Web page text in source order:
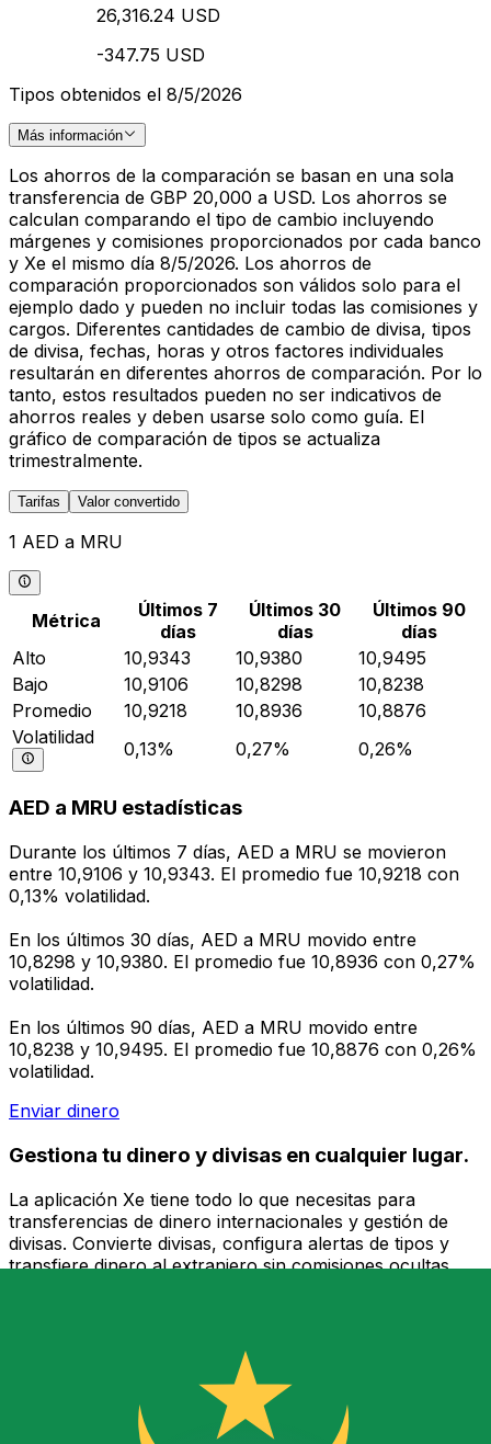
26,316.24 USD
-347.75 USD
Tipos obtenidos el 8/5/2026
Más información
Los ahorros de la comparación se basan en una sola
transferencia de GBP 20,000 a USD. Los ahorros se
calculan comparando el tipo de cambio incluyendo
márgenes y comisiones proporcionados por cada banco
y Xe el mismo día 8/5/2026. Los ahorros de
comparación proporcionados son válidos solo para el
ejemplo dado y pueden no incluir todas las comisiones y
cargos. Diferentes cantidades de cambio de divisa, tipos
de divisa, fechas, horas y otros factores individuales
resultarán en diferentes ahorros de comparación. Por lo
tanto, estos resultados pueden no ser indicativos de
ahorros reales y deben usarse solo como guía. El
gráfico de comparación de tipos se actualiza
trimestralmente.
Tarifas Valor convertido
1 AED a MRU
Métrica
Últimos 7
días
Últimos 30
días
Últimos 90
días
Alto
10,9343 10,9380
10,9495
Bajo
10,9106 10,8298
10,8238
Promedio
10,9218 10,8936
10,8876
Volatilidad
0,13% 0,27% 0,26%
AED a MRU estadísticas
Durante los últimos 7 días, AED a MRU se movieron
entre 10,9106 y 10,9343. El promedio fue 10,9218 con
0,13% volatilidad.
En los últimos 30 días, AED a MRU movido entre
10,8298 y 10,9380. El promedio fue 10,8936 con 0,27%
volatilidad.
En los últimos 90 días, AED a MRU movido entre
10,8238 y 10,9495. El promedio fue 10,8876 con 0,26%
volatilidad.
Enviar dinero
Gestiona tu dinero y divisas en cualquier lugar.
La aplicación Xe tiene todo lo que necesitas para
transferencias de dinero internacionales y gestión de
divisas. Convierte divisas, configura alertas de tipos y
transfiere dinero al extranjero sin comisiones ocultas.